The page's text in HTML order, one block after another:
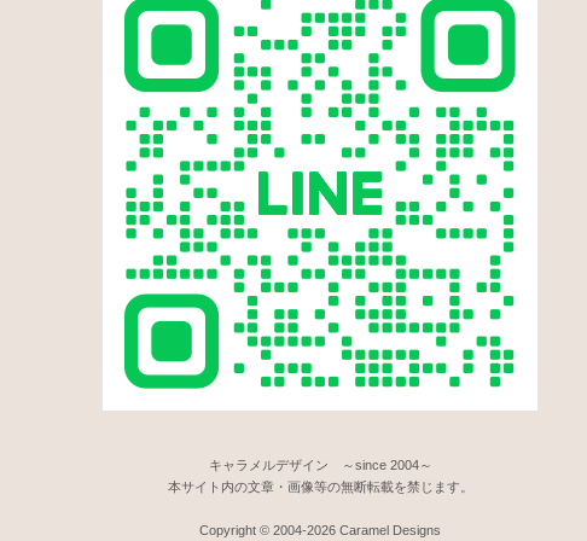
キャラメルデザイン ～since 2004～
本サイト内の文章・画像等の無断転載を禁じます。
Copyright © 2004-2026 Caramel Designs